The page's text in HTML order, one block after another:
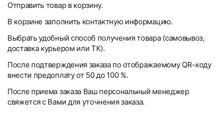
Отправить товар в корзину.
В корзине заполнить контактную информацию.
Выбрать удобный способ получения товара (самовывоз,
доставка курьером или ТК).
После подтверждения заказа по отображаемому QR-коду
внести предоплату от 50 до 100 %.
После приема заказа Ваш персональный менеджер
свяжется с Вами для уточнения заказа.